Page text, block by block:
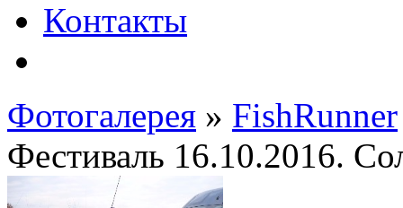
Контакты
Фотогалерея » FishRunner
Фестиваль 16.10.2016.